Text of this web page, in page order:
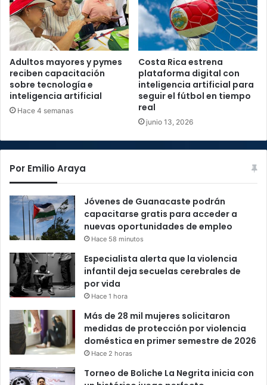
Adultos mayores y pymes
reciben capacitación
sobre tecnología e
inteligencia artificial
Hace 4 semanas
Costa Rica estrena
plataforma digital con
inteligencia artificial para
seguir el fútbol en tiempo
real
junio 13, 2026
Por Emilio Araya
Jóvenes de Guanacaste podrán
capacitarse gratis para acceder a
nuevas oportunidades de empleo
Hace 58 minutos
Especialista alerta que la violencia
infantil deja secuelas cerebrales de
por vida
Hace 1 hora
Más de 28 mil mujeres solicitaron
medidas de protección por violencia
doméstica en primer semestre de 2026
Hace 2 horas
Torneo de Boliche La Negrita inicia con